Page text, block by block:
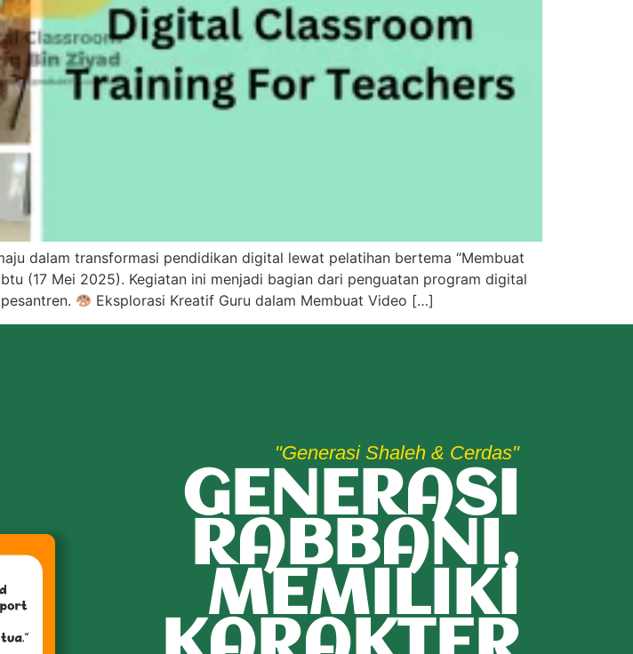
dalam transformasi pendidikan digital lewat pelatihan bertema “Membuat
(17 Mei 2025). Kegiatan ini menjadi bagian dari penguatan program digital
Eksplorasi Kreatif Guru dalam Membuat Video […]
"Generasi Shaleh & Cerdas"
GENERASI
RABBANI,
MEMILIKI